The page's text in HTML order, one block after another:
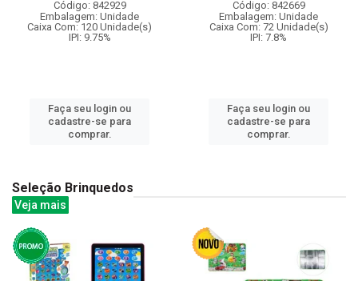
Código: 842929
Embalagem: Unidade
Caixa Com: 120 Unidade(s)
IPI: 9.75%
Faça seu login ou
cadastre-se para
comprar.
Código: 842669
Embalagem: Unidade
Caixa Com: 72 Unidade(s)
IPI: 7.8%
Faça seu login ou
cadastre-se para
comprar.
Seleção Brinquedos
Veja mais